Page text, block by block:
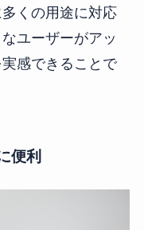
くの用途に対応
ユーザーがアッ
感できることで
便利